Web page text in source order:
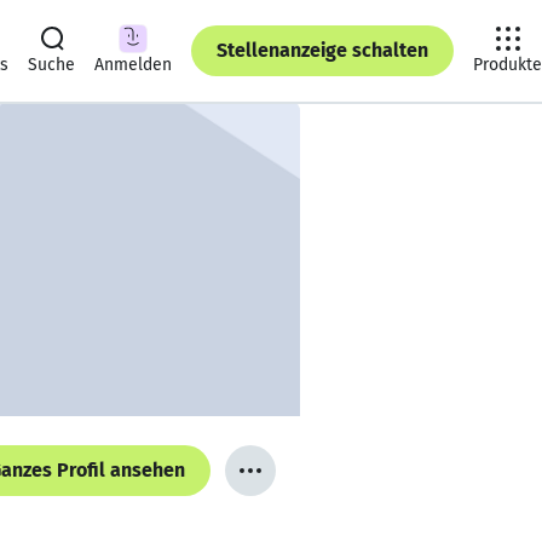
Suche Anmelden
Stellenanzeige schalten
Produkte
Profil ansehen